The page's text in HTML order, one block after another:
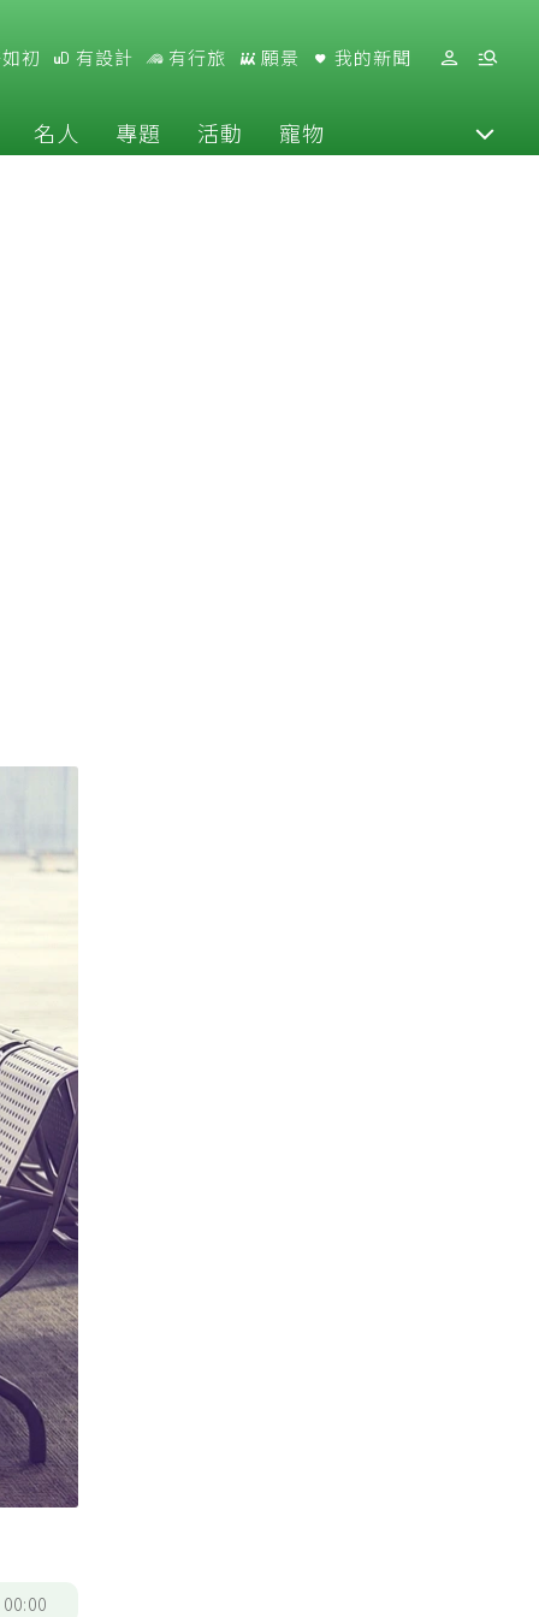
初 有設計 有行旅 願景 我的新聞
名人 專題 活動 寵物
00:00